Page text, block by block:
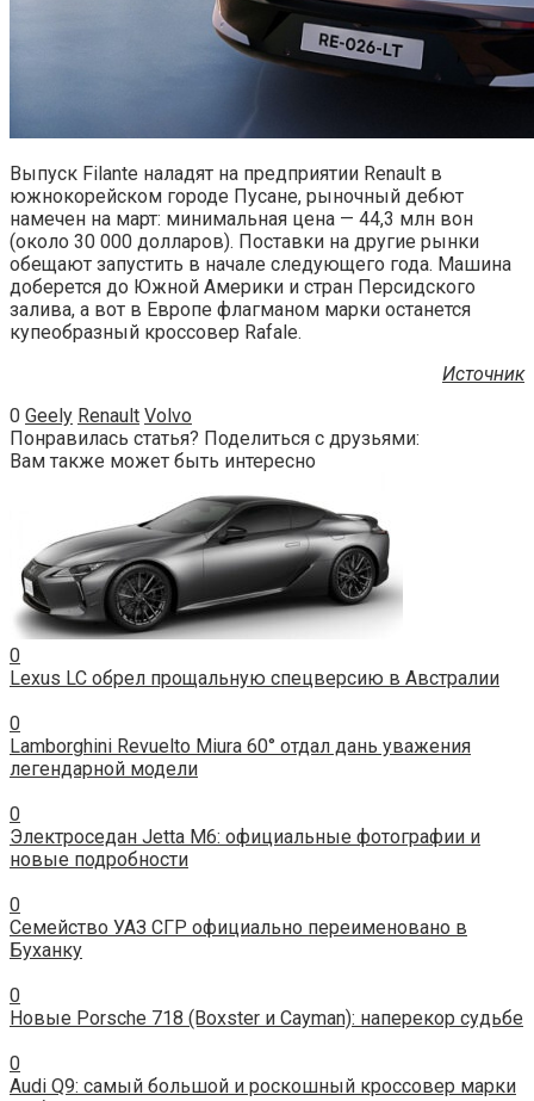
Выпуск Filante наладят на предприятии Renault в
южнокорейском городе Пусане, рыночный дебют
намечен на март: минимальная цена — 44,3 млн вон
(около 30 000 долларов). Поставки на другие рынки
обещают запустить в начале следующего года. Машина
доберется до Южной Америки и стран Персидского
залива, а вот в Европе флагманом марки останется
купеобразный кроссовер Rafale.
Источник
0 Geely Renault Volvo
Понравилась статья? Поделиться с друзьями:
Вам также может быть интересно
0
Lexus LC обрел прощальную спецверсию в Австралии
0
Lamborghini Revuelto Miura 60° отдал дань уважения
легендарной модели
0
Электроседан Jetta M6: официальные фотографии и
новые подробности
0
Семейство УАЗ СГР официально переименовано в
Буханку
0
Новые Porsche 718 (Boxster и Cayman): наперекор судьбе
0
Audi Q9: самый большой и роскошный кроссовер марки